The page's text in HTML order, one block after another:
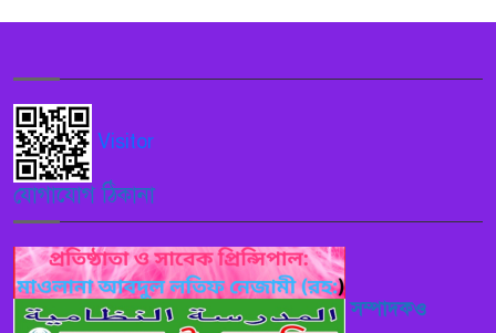
চরম ঝুঁকিতে মোহাম্মদ ফোরকান ও
৫
বাঁশখালীর সরল ১নং ওয়ার্ডে বেহাল
সড়ক ও শিক্ষাপ্রতিষ্ঠানের সংকটে
অন্ধকারে এলাকার ভবিষ্যৎ
৬
Visitor
যোগাযোগ ঠিকানা
সম্পাদকও